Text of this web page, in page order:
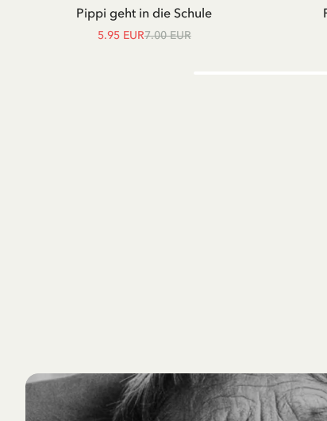
Pippi geht in die Schule
5.95 EUR7.00 EUR